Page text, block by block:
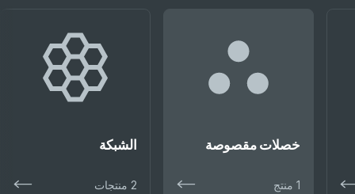
خصلات مقصوصة
1 منتج
الشبكة
2 منتجات